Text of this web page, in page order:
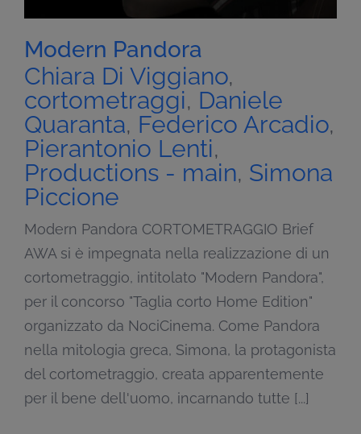
Modern Pandora
Chiara Di Viggiano,
cortometraggi, Daniele
Quaranta, Federico Arcadio,
Pierantonio Lenti,
Productions - main, Simona
Piccione
Modern Pandora CORTOMETRAGGIO Brief
AWA si è impegnata nella realizzazione di un
cortometraggio, intitolato "Modern Pandora",
per il concorso "Taglia corto Home Edition"
organizzato da NociCinema. Come Pandora
nella mitologia greca, Simona, la protagonista
del cortometraggio, creata apparentemente
per il bene dell'uomo, incarnando tutte [...]